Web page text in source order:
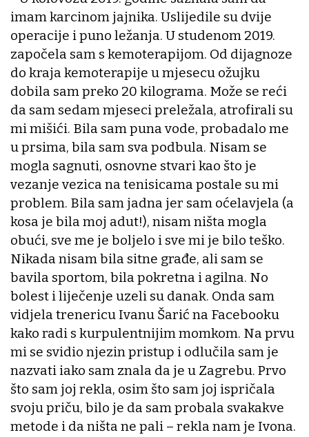
imam karcinom jajnika. Uslijedile su dvije
operacije i puno ležanja. U studenom 2019.
započela sam s kemoterapijom. Od dijagnoze
do kraja kemoterapije u mjesecu ožujku
dobila sam preko 20 kilograma. Može se reći
da sam sedam mjeseci preležala, atrofirali su
mi mišići. Bila sam puna vode, probadalo me
u prsima, bila sam sva podbula. Nisam se
mogla sagnuti, osnovne stvari kao što je
vezanje vezica na tenisicama postale su mi
problem. Bila sam jadna jer sam oćelavjela (a
kosa je bila moj adut!), nisam ništa mogla
obući, sve me je boljelo i sve mi je bilo teško.
Nikada nisam bila sitne građe, ali sam se
bavila sportom, bila pokretna i agilna. No
bolest i liječenje uzeli su danak. Onda sam
vidjela trenericu Ivanu Šarić na Facebooku
kako radi s kurpulentnijim momkom. Na prvu
mi se svidio njezin pristup i odlučila sam je
nazvati iako sam znala da je u Zagrebu. Prvo
što sam joj rekla, osim što sam joj ispričala
svoju priču, bilo je da sam probala svakakve
metode i da ništa ne pali – rekla nam je Ivona.